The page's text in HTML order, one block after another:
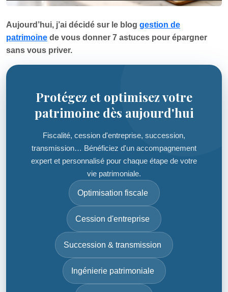
Aujourd’hui, j’ai décidé sur le blog gestion de
patrimoine de vous donner 7 astuces pour épargner
sans vous priver.
Protégez et optimisez votre
patrimoine dès aujourd'hui
Fiscalité, cession d'entreprise, succession,
transmission… Bénéficiez d'un accompagnement
expert et personnalisé pour chaque étape de votre
vie patrimoniale.
Optimisation fiscale
Cession d'entreprise
Succession & transmission
Ingénierie patrimoniale